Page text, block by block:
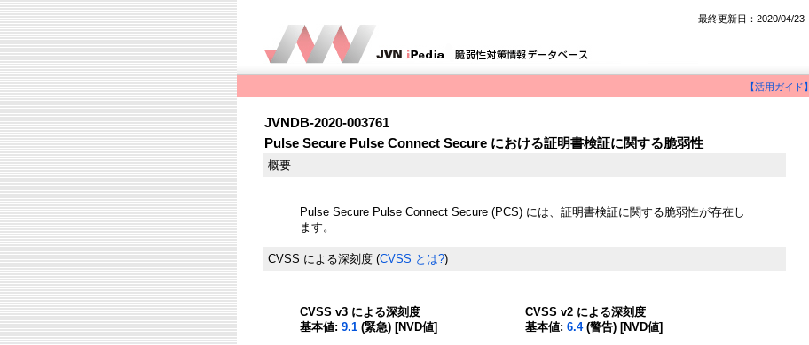
最終更新日：2020/04/23
【活用ガイド】
JVNDB-2020-003761
Pulse Secure Pulse Connect Secure における証明書検証に関する脆弱性
概要
Pulse Secure Pulse Connect Secure (PCS) には、証明書検証に関する脆弱性が存在し
ます。
CVSS による深刻度 (CVSS とは?)
CVSS v3 による深刻度
基本値: 9.1 (緊急) [NVD値]
CVSS v2 による深刻度
基本値: 6.4(警告) [NVD値]